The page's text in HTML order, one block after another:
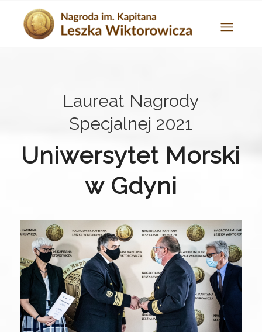
Laureat Nagrody
Specjalnej 2021
Uniwersytet Morski
w Gdyni